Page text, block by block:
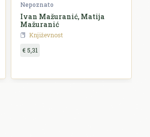
Nepoznato
Ivan Mažuranić, Matija
Mažuranić
Književnost
€ 5,31